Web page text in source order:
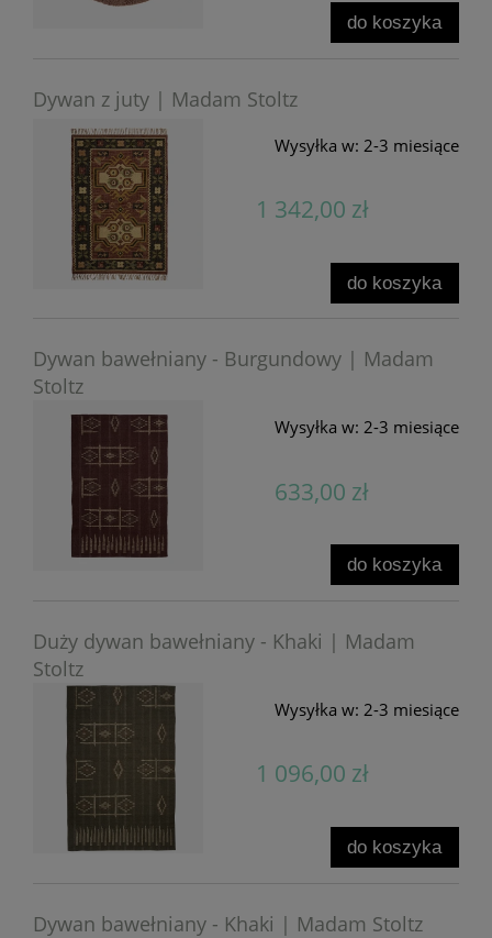
do koszyka
Dywan z juty | Madam Stoltz
Wysyłka w: 2-3 miesiące
1 342,00 zł
do koszyka
Dywan bawełniany - Burgundowy | Madam
Stoltz
Wysyłka w: 2-3 miesiące
633,00 zł
do koszyka
Duży dywan bawełniany - Khaki | Madam
Stoltz
Wysyłka w: 2-3 miesiące
1 096,00 zł
do koszyka
Dywan bawełniany - Khaki | Madam Stoltz